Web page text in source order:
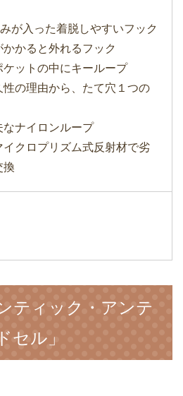
が入った着脱しやすいフック
かかると外れるフック
ケットの中にキーループ
性の理由から、たて穴１つの
なナイロンループ
イクロプリズム式反射材で劣
換
ティック・アンテ
セル」